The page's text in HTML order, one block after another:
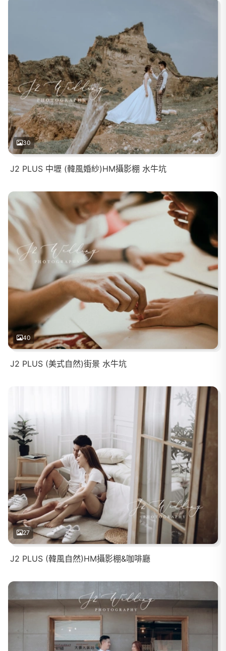
30
J2 PLUS 中壢 (韓風婚紗)HM攝影棚 水牛坑
40
J2 PLUS (美式自然)街景 水牛坑
27
J2 PLUS (韓風自然)HM攝影棚&咖啡廳